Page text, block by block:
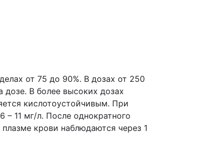
от 75 до 90%. В дозах от 250
В более высоких дозах
кислотоустойчивым. При
11 мг/л. После однократного
крови наблюдаются через 1